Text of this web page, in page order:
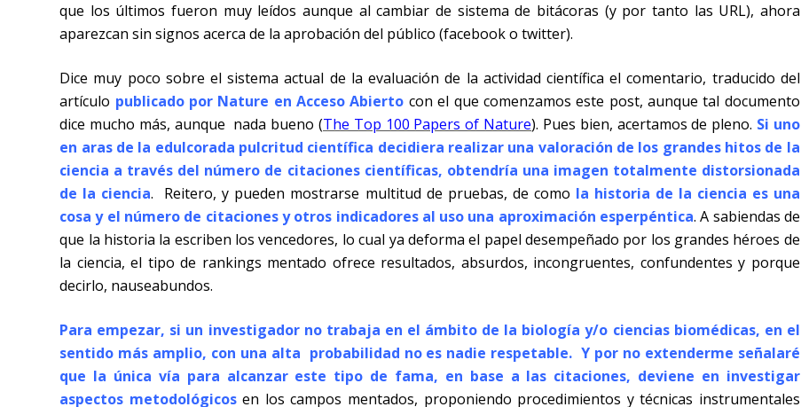
que los últimos fueron muy leídos aunque al cambiar de sistema de bitácoras (y por tanto las URL), ahora
aparezcan sin signos acerca de la aprobación del público (facebook o twitter).
Dice muy poco sobre el sistema actual de la evaluación de la actividad científica el comentario, traducido del
artículo publicado por Nature en Acceso Abierto con el que comenzamos este post, aunque tal documento
dice mucho más, aunque nada bueno (The Top 100 Papers of Nature). Pues bien, acertamos de pleno. Si uno
en aras de la edulcorada pulcritud científica decidiera realizar una valoración de los grandes hitos de la
ciencia a través del número de citaciones científicas, obtendría una imagen totalmente distorsionada
de la ciencia. Reitero, y pueden mostrarse multitud de pruebas, de como la historia de la ciencia es una
cosa y el número de citaciones y otros indicadores al uso una aproximación esperpéntica. A sabiendas de
que la historia la escriben los vencedores, lo cual ya deforma el papel desempeñado por los grandes héroes de
la ciencia, el tipo de rankings mentado ofrece resultados, absurdos, incongruentes, confundentes y porque
decirlo, nauseabundos.
Para empezar, si un investigador no trabaja en el ámbito de la biología y/o ciencias biomédicas, en el
sentido más amplio, con una alta probabilidad no es nadie respetable. Y por no extenderme señalaré
que la única vía para alcanzar este tipo de fama, en base a las citaciones, deviene en investigar
aspectos metodológicosen los campos mentados, proponiendo procedimientos y técnicas instrumentales